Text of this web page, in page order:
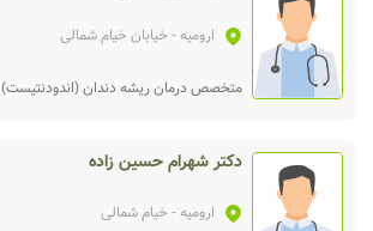
ارومیه- خیابان خیام شمالی
متخصص درمان ریشه دندان (اندودنتیست)
دکتر شهرام حسین زاده
ارومیه- خیام شمالی